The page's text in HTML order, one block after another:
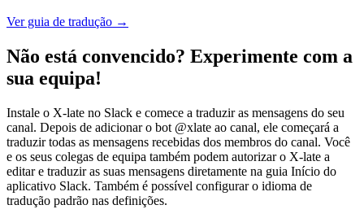
Ver guia de tradução →
Não está convencido? Experimente com a
sua equipa!
Instale o X-late no Slack e comece a traduzir as mensagens do seu
canal. Depois de adicionar o bot @xlate ao canal, ele começará a
traduzir todas as mensagens recebidas dos membros do canal. Você
e os seus colegas de equipa também podem autorizar o X-late a
editar e traduzir as suas mensagens diretamente na guia Início do
aplicativo Slack. Também é possível configurar o idioma de
tradução padrão nas definições.